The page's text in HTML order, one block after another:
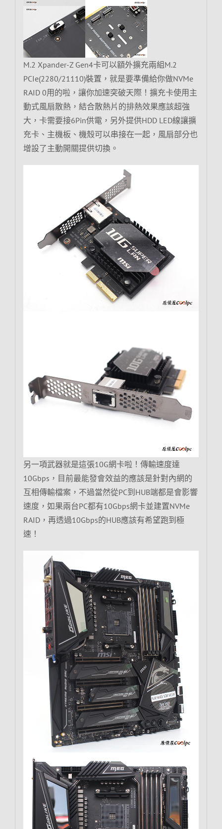
M.2 Xpander-Z Gen4卡可以額外擴充兩組M.2
PCIe(2280/21110)裝置，就是要準備給你做NVMe
RAID 0用的啦，讓你加速突破天際！擴充卡使用主
動式風扇散熱，結合散熱片的排熱效果應該超強
大，卡需要接6Pin供電，另外提供HDD LED線讓擴
充卡、主機板、機殼可以串接在一起，風扇部分也
增設了主動開關提供切換。
另一項武器就是這張10G網卡啦！傳輸速度達
10Gbps，目前最能發會效益的應該是針對內網的
互相傳輸檔案，不過當然從PC到HUB端都是會影響
速度，如果兩台PC都有10Gbps網卡並建置NVMe
RAID，再透過10Gbps的HUB應該有希望跑到極
速！